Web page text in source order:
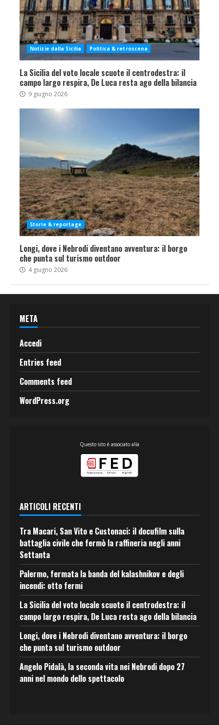
Notizie dalla Sicilia Politica & retroscena
La Sicilia del voto locale scuote il centrodestra: il
campo largo respira, De Luca resta ago della bilancia
9 giugno 2026
Storie & reportage
Longi, dove i Nebrodi diventano avventura: il borgo
che punta sul turismo outdoor
4 giugno 2026
META
Accedi
Entries feed
Comments feed
WordPress.org
Questo sito è associato alla
ARTICOLI RECENTI
Tra Macari, San Vito e Custonaci: il docufilm sulla
battaglia civile che fermò la raffineria negli anni
Settanta
Palermo, fermata la banda del kalashnikov e degli
incendi: otto fermi
La Sicilia del voto locale scuote il centrodestra: il
campo largo respira, De Luca resta ago della bilancia
Longi, dove i Nebrodi diventano avventura: il borgo
che punta sul turismo outdoor
Angelo Pidalà, la seconda vita nei Nebrodi dopo 27
anni nel mondo dello spettacolo